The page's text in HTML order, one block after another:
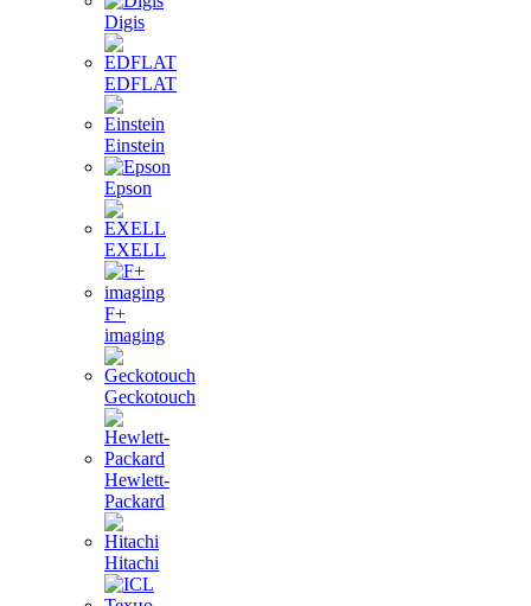
Digis
EDFLAT
Einstein
Epson
EXELL
F+
imaging
Geckotouch
Hewlett-
Packard
Hitachi